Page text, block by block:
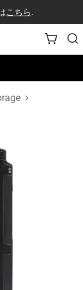
こちら.